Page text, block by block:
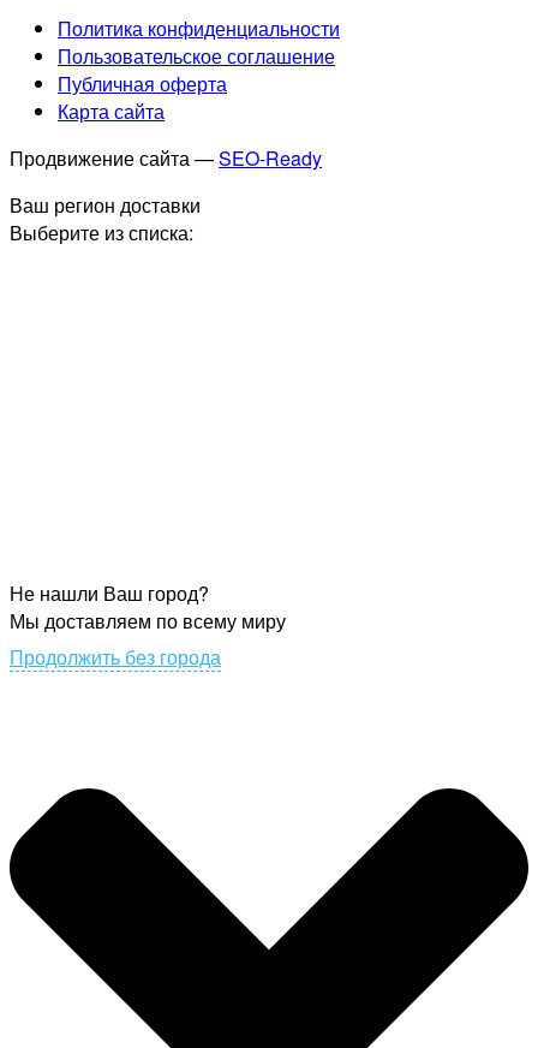
Политика конфиденциальности
Пользовательское соглашение
Публичная оферта
Карта сайта
Продвижение сайта —SEO-Ready
Ваш регион доставки
Выберите из списка:
Не нашли Ваш город?
Мы доставляем по всему миру
Продолжить без города